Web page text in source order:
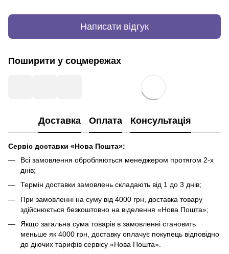
Написати відгук
Поширити у соцмережах
Доставка Оплата Консультація
Сервіс доставки «Нова Пошта»:
Всі замовлення обробляються менеджером протягом 2-х
днів;
Термін доставки замовлень складають від 1 до 3 днів;
При замовленні на суму від 4000 грн, доставка товару
здійснюється безкоштовно на віделення «Нова Пошта»;
Якщо загальна сума товарів в замовленні становить
меньше як 4000 грн, доставку оплачує покупець відповідно
до діючих тарифів сервісу «Нова Пошта».